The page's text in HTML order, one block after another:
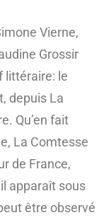
Vierne,
Grossir
littéraire: le
depuis La
Qu’en fait
La Comtesse
de France,
apparaît sous
être observé